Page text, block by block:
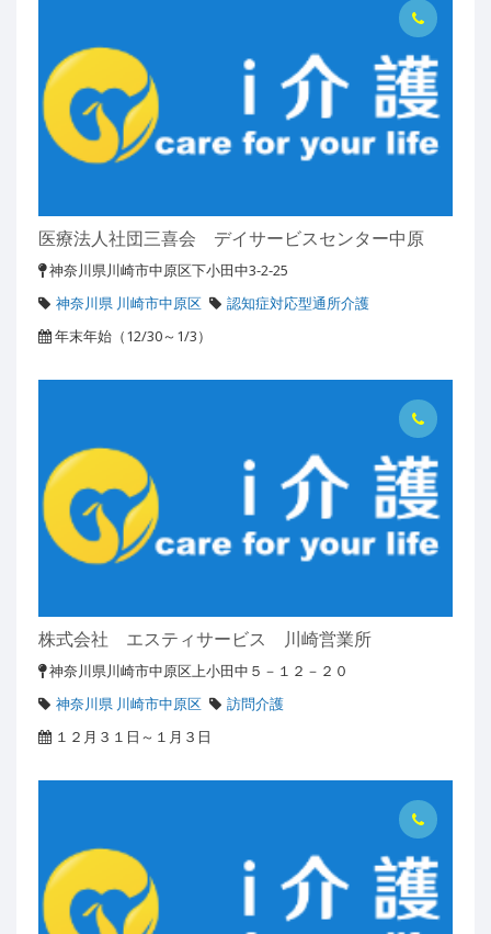
医療法人社団三喜会 デイサービスセンター中原
神奈川県川崎市中原区下小田中3-2-25
神奈川県 川崎市中原区
認知症対応型通所介護
年末年始（12/30～1/3）
株式会社 エスティサービス 川崎営業所
神奈川県川崎市中原区上小田中５－１２－２０
神奈川県 川崎市中原区
訪問介護
１２月３１日～１月３日